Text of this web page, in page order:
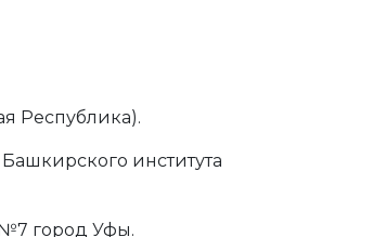
Республика).
института
город Уфы.